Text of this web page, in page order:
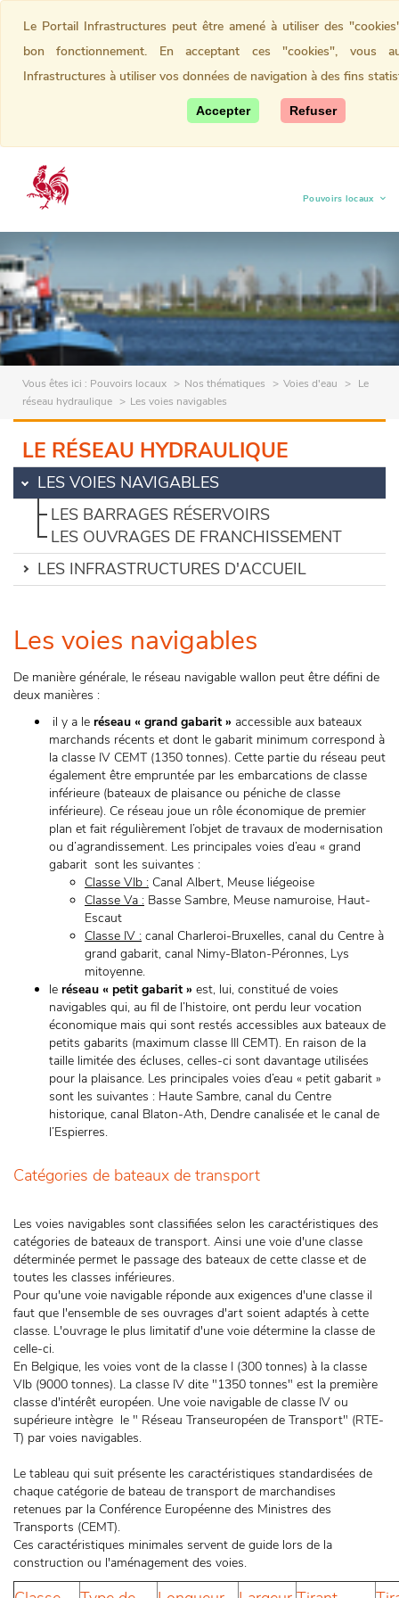
Pouvoirs locaux
(current)
Vous êtes ici : Pouvoirs locaux Nos thématiques Voies d'eau
Le
réseau hydraulique
Les voies navigables
LE RÉSEAU HYDRAULIQUE
LES VOIES NAVIGABLES
LES BARRAGES RÉSERVOIRS
LES OUVRAGES DE FRANCHISSEMENT
LES INFRASTRUCTURES D'ACCUEIL
Les voies navigables
De manière générale, le réseau navigable wallon peut être défini de
deux manières :
il y a le réseau « grand gabarit » accessible aux bateaux
marchands récents et dont le gabarit minimum correspond à
la classe IV CEMT (1350 tonnes). Cette partie du réseau peut
également être empruntée par les embarcations de classe
inférieure (bateaux de plaisance ou péniche de classe
inférieure). Ce réseau joue un rôle économique de premier
plan et fait régulièrement l’objet de travaux de modernisation
ou d’agrandissement. Les principales voies d’eau « grand
gabarit sont les suivantes :
Classe VIb : Canal Albert, Meuse liégeoise
Classe Va : Basse Sambre, Meuse namuroise, Haut-
Escaut
Classe IV : canal Charleroi-Bruxelles, canal du Centre à
grand gabarit, canal Nimy-Blaton-Péronnes, Lys
mitoyenne.
le réseau « petit gabarit » est, lui, constitué de voies
navigables qui, au fil de l’histoire, ont perdu leur vocation
économique mais qui sont restés accessibles aux bateaux de
petits gabarits (maximum classe III CEMT). En raison de la
taille limitée des écluses, celles-ci sont davantage utilisées
pour la plaisance. Les principales voies d’eau « petit gabarit »
sont les suivantes : Haute Sambre, canal du Centre
historique, canal Blaton-Ath, Dendre canalisée et le canal de
l’Espierres.
Catégories de bateaux de transport
Les voies navigables sont classifiées selon les caractéristiques des
catégories de bateaux de transport. Ainsi une voie d'une classe
déterminée permet le passage des bateaux de cette classe et de
toutes les classes inférieures.
Pour qu'une voie navigable réponde aux exigences d'une classe il
faut que l'ensemble de ses ouvrages d'art soient adaptés à cette
classe. L'ouvrage le plus limitatif d'une voie détermine la classe de
celle-ci.
En Belgique, les voies vont de la classe I (300 tonnes) à la classe
VIb (9000 tonnes). La classe IV dite "1350 tonnes" est la première
classe d'intérêt européen. Une voie navigable de classe IV ou
supérieure intègre le " Réseau Transeuropéen de Transport" (RTE-
T) par voies navigables.
Le tableau qui suit présente les caractéristiques standardisées de
chaque catégorie de bateau de transport de marchandises
retenues par la Conférence Européenne des Ministres des
Transports (CEMT).
Ces caractéristiques minimales servent de guide lors de la
construction ou l'aménagement des voies.
Le Portail Infrastructures peut être amené à utiliser des
bon fonctionnement. En acceptant ces "cookies", vous
Infrastructures à utiliser vos données de navigation à des fins
Accepter Refuser